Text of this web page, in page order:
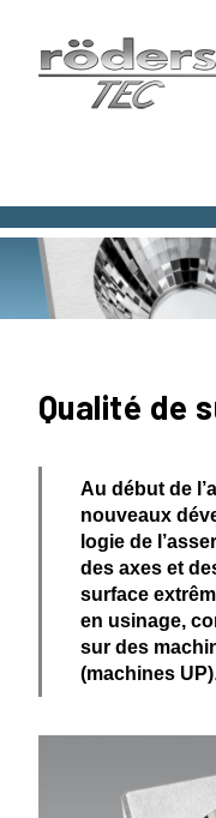
France
Qualité de
Au début de
nouveaux
logie de
des axes et
surface
en usinage,
sur des
(machines UP).